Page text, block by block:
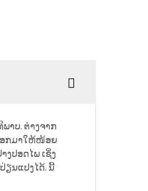
າບ. ຕ່າງຈາກ
ອກມາໃຫ້ໜ້ອຍ
ປອດໄພ ເຊິ່ງ
ຽນແປງໄດ້, ນີ້